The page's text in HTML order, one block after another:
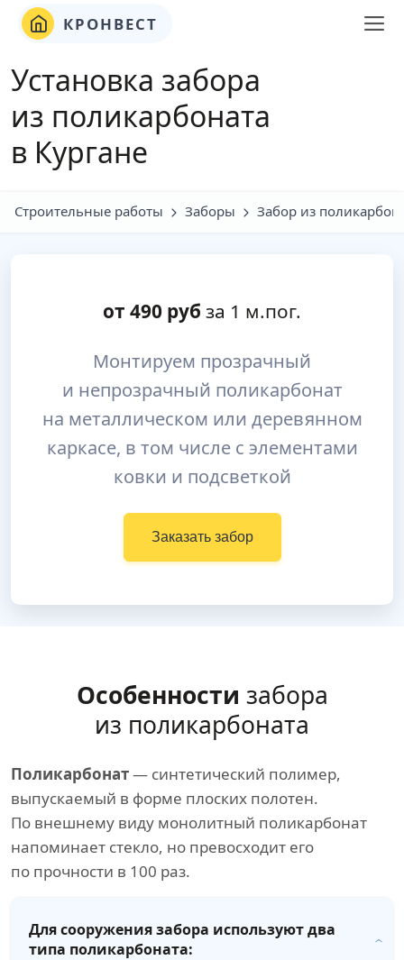
КРОНВЕСТ
Установка забора
из поликарбоната
в Кургане
Строительные работы Заборы Забор из
от 490 руб за 1 м.пог.
Монтируем прозрачный
и непрозрачный поликарбонат
на металлическом или деревянном
каркасе, в том числе с элементами
ковки и подсветкой
Заказать забор
Особенности забора
из поликарбоната
Поликарбонат— синтетический полимер,
выпускаемый в форме плоских полотен.
По внешнему виду монолитный поликарбонат
напоминает стекло, но превосходит его
по прочности в 100 раз.
Для сооружения забора используют два
типа поликарбоната: